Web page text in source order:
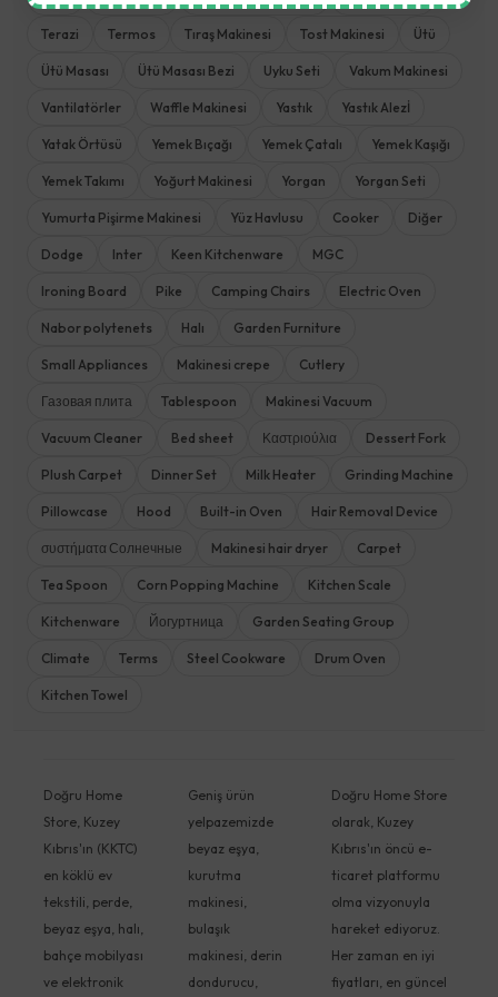
Terazi Termos Tıraş Makinesi Tost Makinesi Ütü
Ütü Masası Ütü Masası Bezi Uyku Seti Vakum Makinesi
Vantilatörler Waffle Makinesi Yastık Yastık Alezİ
Yatak Örtüsü Yemek Bıçağı Yemek Çatalı Yemek Kaşığı
Yemek Takımı Yoğurt Makinesi Yorgan Yorgan Seti
Yumurta Pişirme Makinesi Yüz Havlusu Cooker Diğer
Dodge Inter Keen Kitchenware MGC
Ironing Board Pike Camping Chairs Electric Oven
Nabor polytenets Halı Garden Furniture
Small Appliances Makinesi crepe Cutlery
Газовая плита Tablespoon Makinesi Vacuum
Vacuum Cleaner Bed sheet Καστριούλια Dessert Fork
Plush Carpet Dinner Set Milk Heater Grinding Machine
Pillowcase Hood Built-in Oven Hair Removal Device
συστήματα Солнечные Makinesi hair dryer Carpet
Tea Spoon Corn Popping Machine Kitchen Scale
Kitchenware Йогуртница Garden Seating Group
Climate Terms Steel Cookware Drum Oven
Kitchen Towel
Doğru Home
Store, Kuzey
Kıbrıs'ın (KKTC)
en köklü ev
tekstili, perde,
beyaz eşya, halı,
bahçe mobilyası
ve elektronik
Geniş ürün
yelpazemizde
beyaz eşya,
kurutma
makinesi,
bulaşık
makinesi, derin
dondurucu,
Doğru Home Store
olarak, Kuzey
Kıbrıs'ın öncü e-
ticaret platformu
olma vizyonuyla
hareket ediyoruz.
Her zaman en iyi
fiyatları, en güncel